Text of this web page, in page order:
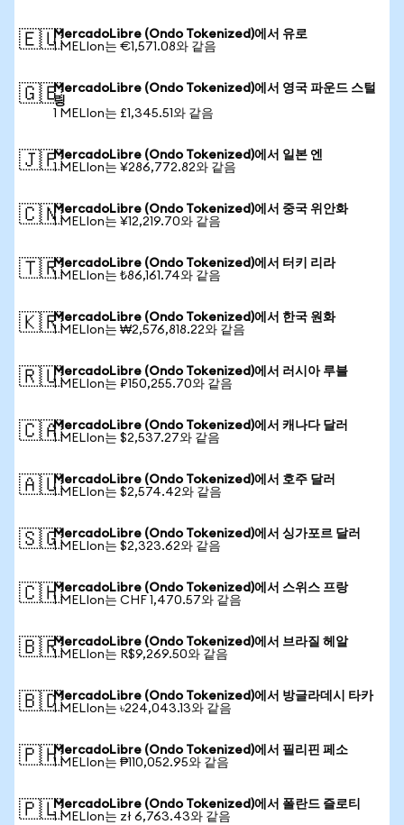
🇪🇺MercadoLibre (Ondo Tokenized)에서 유로
1 MELIon는 €1,571.08와 같음
🇬🇧MercadoLibre (Ondo Tokenized)에서 영국 파운드 스털
링
1 MELIon는 £1,345.51와 같음
🇯🇵MercadoLibre (Ondo Tokenized)에서 일본 엔
1 MELIon는 ¥286,772.82와 같음
🇨🇳MercadoLibre (Ondo Tokenized)에서 중국 위안화
1 MELIon는 ¥12,219.70와 같음
🇹🇷MercadoLibre (Ondo Tokenized)에서 터키 리라
1 MELIon는 ₺86,161.74와 같음
🇰🇷MercadoLibre (Ondo Tokenized)에서 한국 원화
1 MELIon는 ₩2,576,818.22와 같음
🇷🇺MercadoLibre (Ondo Tokenized)에서 러시아 루블
1 MELIon는 ₽150,255.70와 같음
🇨🇦MercadoLibre (Ondo Tokenized)에서 캐나다 달러
1 MELIon는 $2,537.27와 같음
🇦🇺MercadoLibre (Ondo Tokenized)에서 호주 달러
1 MELIon는 $2,574.42와 같음
🇸🇬MercadoLibre (Ondo Tokenized)에서 싱가포르 달러
1 MELIon는 $2,323.62와 같음
🇨🇭MercadoLibre (Ondo Tokenized)에서 스위스 프랑
1 MELIon는 CHF 1,470.57와 같음
🇧🇷MercadoLibre (Ondo Tokenized)에서 브라질 헤알
1 MELIon는 R$9,269.50와 같음
🇧🇩MercadoLibre (Ondo Tokenized)에서 방글라데시 타카
1 MELIon는 ৳224,043.13와 같음
🇵🇭MercadoLibre (Ondo Tokenized)에서 필리핀 페소
1 MELIon는 ₱110,052.95와 같음
🇵🇱MercadoLibre (Ondo Tokenized)에서 폴란드 즐로티
1 MELIon는 zł 6,763.43와 같음